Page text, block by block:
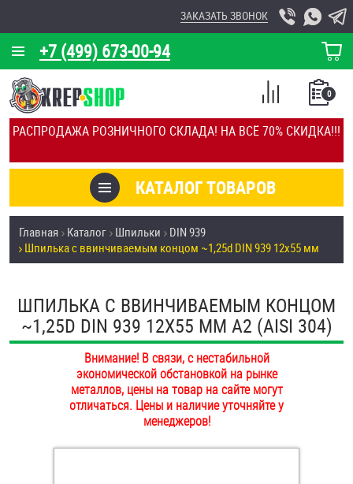
РАСПРОДАЖА РОЗНИЧНОГО СКЛАДА! НА ВСЁ 70% СКИДКА!!!
+7 (499) 673-00-94
ЗАКАЗАТЬ ЗВОНОК
КОРЗИНА
О КОМПАНИИ
КАЛЬКУЛЯТОР
ОТЗЫВЫ
УСЛУГИ
СКИДКИ
ОПТ
ПОКУПАТЕЛЯМ
ОПЛАТА И ДОСТАВКА
НАШИ МАГАЗИНЫ
КАТАЛОГ ТОВАРОВ
0
СПИСОК
СРАВНЕНИЕ
Товары со скидкой
Анкеры
Антивандальный крепёж, инструмент
Болты и винты
Втулки
Главная Каталог Шпильки
DIN 939
Шпилька c ввинчиваемым концом ~1,25d DIN 939 12х55 мм
ШПИЛЬКА C ВВИНЧИВАЕМЫМ КОНЦОМ
~1,25D DIN 939 12Х55 ММ А2 (AISI 304)
Внимание! В связи, с нестабильной
экономической обстановкой на рынке
металлов, цены на товар на сайте могут
отличаться. Цены и наличие уточняйте у
менеджеров!